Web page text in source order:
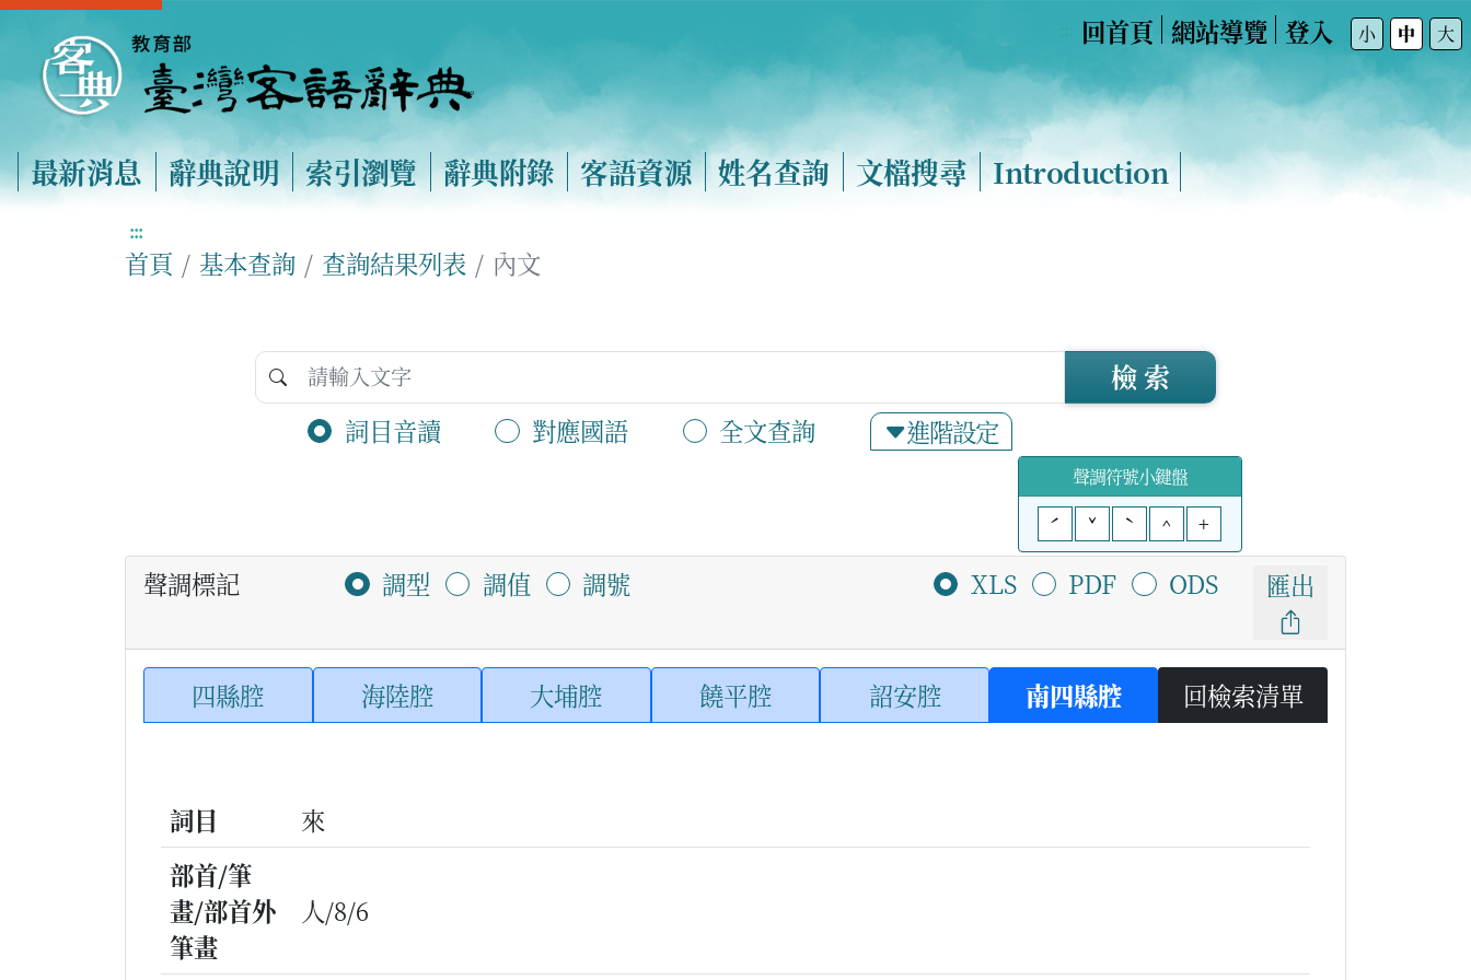
回首頁 網站導覽 登入 小 中 大
最新消息 辭典說明 索引瀏覽 辭典附錄 客語資源 姓名查詢 文檔搜尋 Introduction
:::
首頁 基本查詢 查詢結果列表 內文
詞目音讀 對應國語 全文查詢 進階設定
檢 索
聲調符號小鍵盤
ˊ
ˇ ˋ ^ +
聲調標記 調型 調值 調號 XLS PDF ODS 匯出
四縣腔 海陸腔 大埔腔 饒平腔 詔安腔 南四縣腔 回檢索清單
詞目
來
部首/筆
畫/部首外
筆畫
人/8/6